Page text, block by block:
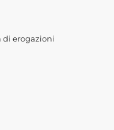
erogazioni